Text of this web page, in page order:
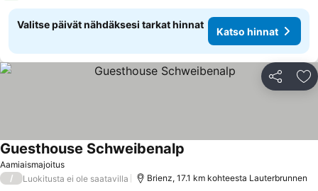
Valitse päivät nähdäksesi tarkat hinnat
Katso hinnat
Jaa
Aamiaismajoitus
Guesthouse Schweibenalp
/ Luokitusta ei ole saatavilla Brienz, 17.1 km kohteesta Lauterbrunnen